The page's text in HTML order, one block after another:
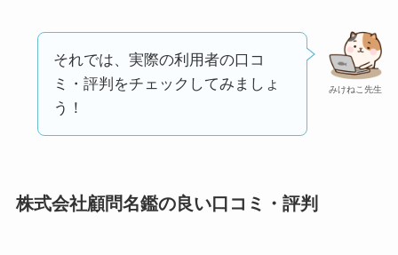
Temuは怪しい？口コ
ミ・評判が正直ヤバみけねこ先生
それでは、実際の利用者の口コ
ミ・評判をチェックしてみましょ
う！
株式会社顧問名鑑の良い口コミ・評判